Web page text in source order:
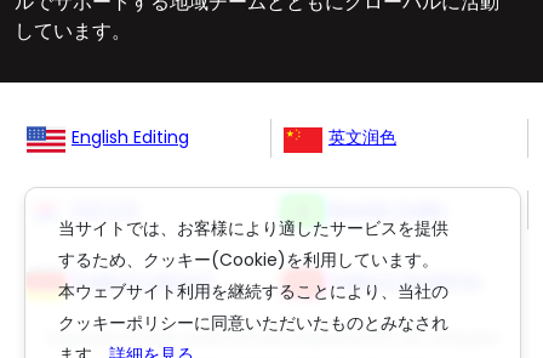
当サイトでは、お客様により適したサービスを提供
するため、クッキー(Cookie)を利用しています。
本ウェブサイト利用を継続することにより、当社の
クッキーポリシーに同意いただいたものとみなされ
しています。
English Editing 英文润色
Englisch Lektorat ingilizce düzeltme
Crimson Interactive Pvt. Ltd. All Rights